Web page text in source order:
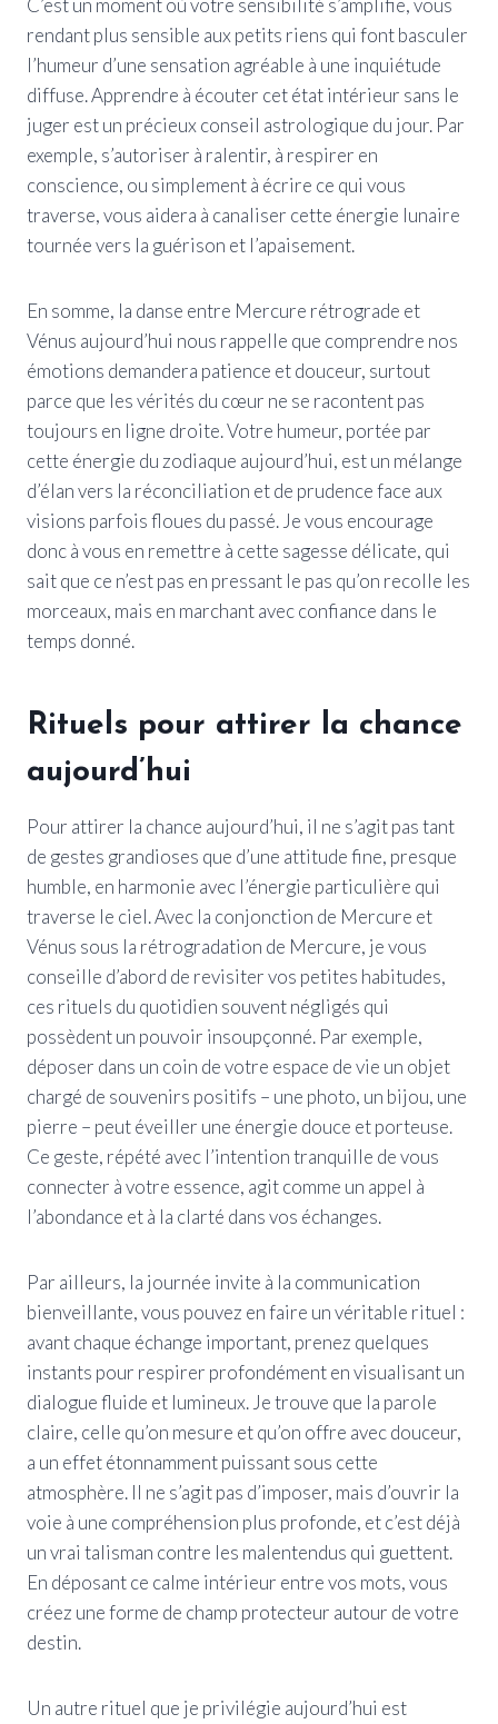
C’est un moment où votre sensibilité s’amplifie, vous
rendant plus sensible aux petits riens qui font basculer
l’humeur d’une sensation agréable à une inquiétude
diffuse. Apprendre à écouter cet état intérieur sans le
juger est un précieux conseil astrologique du jour. Par
exemple, s’autoriser à ralentir, à respirer en
conscience, ou simplement à écrire ce qui vous
traverse, vous aidera à canaliser cette énergie lunaire
tournée vers la guérison et l’apaisement.
En somme, la danse entre Mercure rétrograde et
Vénus aujourd’hui nous rappelle que comprendre nos
émotions demandera patience et douceur, surtout
parce que les vérités du cœur ne se racontent pas
toujours en ligne droite. Votre humeur, portée par
cette énergie du zodiaque aujourd’hui, est un mélange
d’élan vers la réconciliation et de prudence face aux
visions parfois floues du passé. Je vous encourage
donc à vous en remettre à cette sagesse délicate, qui
sait que ce n’est pas en pressant le pas qu’on recolle les
morceaux, mais en marchant avec confiance dans le
temps donné.
Rituels pour attirer la chance
aujourd’hui
Pour attirer la chance aujourd’hui, il ne s’agit pas tant
de gestes grandioses que d’une attitude fine, presque
humble, en harmonie avec l’énergie particulière qui
traverse le ciel. Avec la conjonction de Mercure et
Vénus sous la rétrogradation de Mercure, je vous
conseille d’abord de revisiter vos petites habitudes,
ces rituels du quotidien souvent négligés qui
possèdent un pouvoir insoupçonné. Par exemple,
déposer dans un coin de votre espace de vie un objet
chargé de souvenirs positifs – une photo, un bijou, une
pierre – peut éveiller une énergie douce et porteuse.
Ce geste, répété avec l’intention tranquille de vous
connecter à votre essence, agit comme un appel à
l’abondance et à la clarté dans vos échanges.
Par ailleurs, la journée invite à la communication
bienveillante, vous pouvez en faire un véritable rituel :
avant chaque échange important, prenez quelques
instants pour respirer profondément en visualisant un
dialogue fluide et lumineux. Je trouve que la parole
claire, celle qu’on mesure et qu’on offre avec douceur,
a un effet étonnamment puissant sous cette
atmosphère. Il ne s’agit pas d’imposer, mais d’ouvrir la
voie à une compréhension plus profonde, et c’est déjà
un vrai talisman contre les malentendus qui guettent.
En déposant ce calme intérieur entre vos mots, vous
créez une forme de champ protecteur autour de votre
destin.
Un autre rituel que je privilégie aujourd’hui est